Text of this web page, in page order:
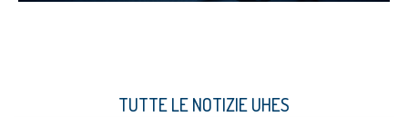
TUTTE LE NOTIZIE UHES